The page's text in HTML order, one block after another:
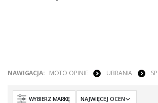
NAWIGACJA: MOTO OPINIE UBRANIA
WYBIERZ MARKĘ